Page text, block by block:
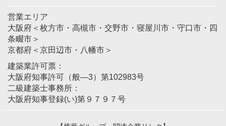
営業エリア
大阪府＜枚方市・高槻市・交野市・寝屋川市・守口市・四
条畷市＞
京都府＜京田辺市・八幡市＞
建築業許可票：
大阪府知事許可（般―3）第102983号
二級建築士事務所：
大阪府知事登録(い)第９７９７号